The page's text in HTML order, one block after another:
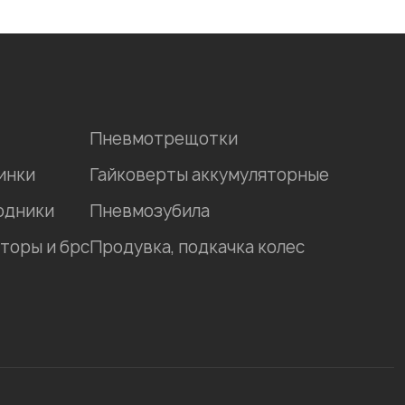
Пневмотрещотки
Гайковерты аккумуляторные
Пневмозубила
и брсПродувка, подкачка колес